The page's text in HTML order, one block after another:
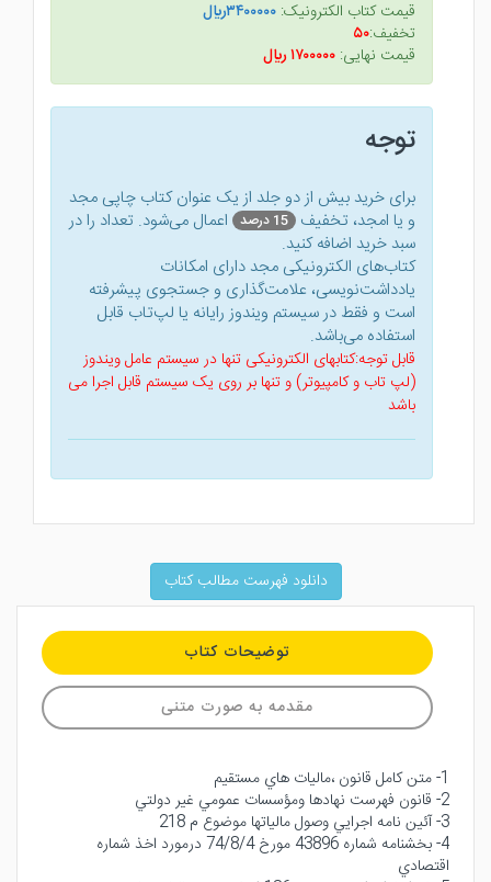
قیمت کتاب الکترونیک: ۳۴۰۰۰۰۰ريال
تخفیف:۵۰
قیمت نهایی: ۱۷۰۰۰۰۰ ريال
توجه
برای خرید بیش از دو جلد از یک عنوان کتاب‌ چاپی مجد
و یا امجد، تخفیف 15 درصد
اعمال می‌شود. تعداد را در
سبد خرید اضافه کنید.
کتاب‌های الکترونیکی مجد دارای امکانات
یادداشت‌نویسی، علامت‌گذاری و جستجوی پیشرفته
است و فقط در سیستم ویندوز رایانه یا لپ‌تاب قابل
استفاده می‌باشد.
قابل توجه:کتابهای الکترونیکی تنها در سیستم عامل ویندوز
(لپ تاب و کامپیوتر) و تنها بر روی یک سیستم قابل اجرا می
باشد
دانلود فهرست مطالب کتاب
توضیحات کتاب
مقدمه به صورت متنی
1- متن كامل قانون ،ماليات هاي مستقيم
2- قانون فهرست نهادها ومؤسسات عمومي غير دولتي
3- آئين نامه اجرايي وصول مالياتها موضوع م 218
4- بخشنامه شماره 43896 مورخ 74/8/4 درمورد اخذ شماره
اقتصادي